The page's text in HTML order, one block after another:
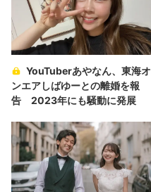
YouTuberあやなん、東海オ
ンエアしばゆーとの離婚を報
告 2023年にも騒動に発展